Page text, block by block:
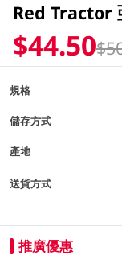
Red Tractor
$44.50
規格
儲存方式
產地
送貨方式
推廣優惠